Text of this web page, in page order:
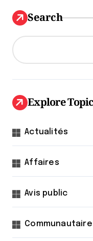
Search
Explore
Actualités
Affaires
Avis public
Communautaire